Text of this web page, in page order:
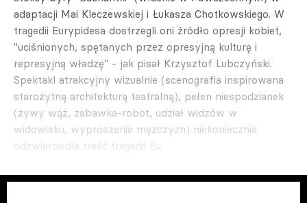
adaptacji Mai Kleczewskiej i Łukasza Chotkowskiego. W
tragedii Eurypidesa dostrzegli oni źródło opresji kobiet,
"uciśnionych, spętanych przez opresyjną kulturę i
represyjną władzę" - jak pisał Krzysztof Lubczyński.
Spektakl atrakcyjny wizualnie (scenografia inspirowana
starożytną architekturą teatralną), pełen niespodzianek
(żywy wąż, zabawka-robot, udział widzów w
widowisku, wyproszenie mężczyzn) niekoniecznie
odzwierciedla treść tragedii Eu